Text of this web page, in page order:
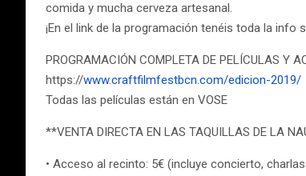
comida y mucha cerveza artesanal.
¡En el link de la programación tenéis toda la info
PROGRAMACIÓN COMPLETA DE PELÍCULAS Y
https://www.craftfilmfestbcn.com/edicion-2019/
Todas las películas están en VOSE
**VENTA DIRECTA EN LAS TAQUILLAS DE LA
• Acceso al recinto: 5€ (incluye concierto,